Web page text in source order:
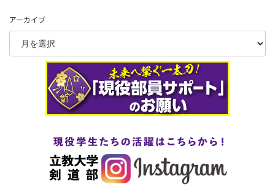
アーカイブ